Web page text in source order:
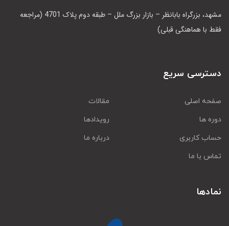
مشهد، بزرگراه بابانظر – بازار بزرگ ملل – طبقه دوم پلاک 4701 (مراجعه
فقط با هماهنگی قبلی)
دسترسی سریع
صفحه اصلی
مقالات
دوره ها
رویدادها
حساب کاربری
درباره ما
تماس با ما
نمادها